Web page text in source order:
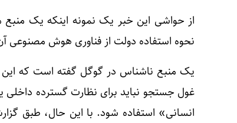
از حواشی این خبر یک نمونه اینکه یک منبع
نحوه استفاده دولت از فناوری هوش مصنوعی
یک منبع ناشناس در گوگل گفته است که این
غول جستجو نباید برای نظارت گسترده
انسانی» استفاده شود. با این حال، طبق